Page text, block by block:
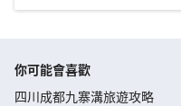
你可能會喜歡
四川成都九寨溝旅遊攻略